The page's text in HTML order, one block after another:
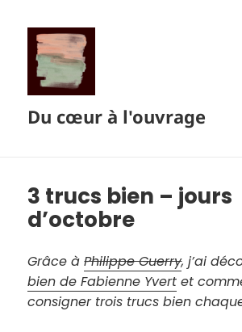
Du cœur à l'ouvrage
3 trucs bien – jours
d’octobre
Grâce àPhilippe Guerry, j’ai
bien de Fabienne Yvert et
consigner trois trucs bien